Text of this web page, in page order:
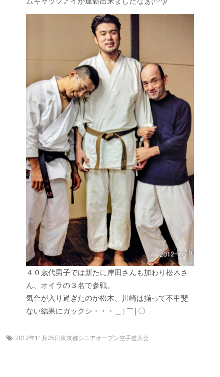
４０歳代男子では新たに岸田さんも加わり松木さ
ん、オイラの３名で参戦。
気合が入り過ぎたのか松木、川崎は揃って不甲斐
ない結果にガックシ・・・＿|￣|〇
2012年11月25日東京都シニアオープン空手道大会